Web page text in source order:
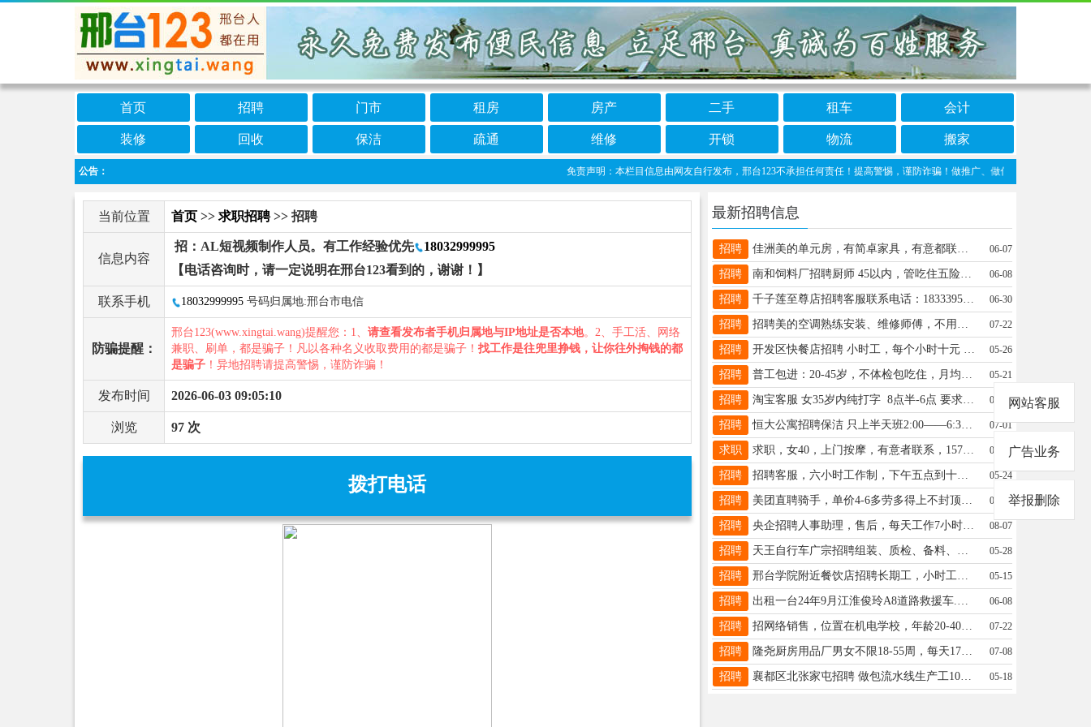
首页 招聘 门市 租房 房产 二手 租车 会计
装修 回收 保洁 疏通 维修 开锁 物流 搬家
公告： 免责声明：本栏目信息由网友自行发布，邢台123不承担任何责任！提高警惕，谨防诈骗！做推广、做信息置顶！请加邢台123
当前位置 首页 >> 求职招聘>> 招聘
信息内容
招：AL短视频制作人员。有工作经验优先
18032999995
【电话咨询时，请一定说明在邢台123看到的，谢谢！】
联系手机 18032999995 号码归属地:邢台市电信
防骗提醒：
邢台123(www.xingtai.wang)提醒您：1、 请查看发布者手机归属地与IP地址是否本地。2、手工活、网络
兼职、刷单，都是骗子！凡以各种名义收取费用的都是骗子！ 找工作是往兜里挣钱，让你往外掏钱的都
是骗子 ！异地招聘请提高警惕，谨防诈骗！
发布时间 2026-06-03 09:05:10
浏览 97 次
拨打电话
最新招聘信息
招聘 佳洲美的单元房，有简卓家具，有意都联系18932977719 06-07
招聘 南和饲料厂招聘厨师 45以内，管吃住五险一金。员工餐和招待餐。15131320189（同微信）） 06-08
招聘 千子莲至尊店招聘客服联系电话：18333955518 06-30
招聘 招聘美的空调熟练安装、维修师傅，不用带货，地点在沙河市和隆尧县，待遇电联13582313361 07-22
招聘 开发区快餐店招聘 小时工，每个小时十元 想干的➕微信13230970258 05-26
招聘 普工包进：20-45岁，不体检包吃住，月均7千-1万2，有夫妻间，独立床铺，小件产品没体力活19568298014同V 05-21
招聘 淘宝客服 女35岁内纯打字 8点半-6点 要求有网店工作经验 2800+200全勤 豫让桥附近13363190517 07-18
招聘 恒大公寓招聘保洁 只上半天班2:00——6:30 薪资1500，公休4天 联系方式18632999181 07-01
求职 求职，女40，上门按摩，有意者联系，15732952398 07-23
招聘 招聘客服，六小时工作制，下午五点到十一点，月休2天，全勤3000，年龄21到30初中以上学历16630930773v同号 05-24
招聘 美团直聘骑手，单价4-6多劳多得上不封顶，月结日结，零经验有人带，电话19943527298同v 07-22
招聘 央企招聘人事助理，售后，每天工作7小时，薪资4000➕，电话18931916281 08-07
招聘 天王自行车广宗招聘组装、质检、备料、激光、打磨、普工等岗位，另招聘本科储干和外贸业务跟单，电话13172686055同V 05-28
招聘 邢台学院附近餐饮店招聘长期工，小时工，年龄20-40有意者联系17320882371 05-15
招聘 出租一台24年9月江淮俊玲A8道路救援车.找跑过全国师傅，有意联系15530989913 06-08
招聘 招网络销售，位置在机电学校，年龄20-40之间，最好有销售经验，7小时工作制，不加班，电话/微信18731228815 07-22
招聘 隆尧厨房用品厂男女不限18-55周，每天170-180元，普工/质检员/排炉工 详询13932917832微信同步 07-08
招聘 襄都区北张家屯招聘 做包流水线生产工10名，工作时间8小时，电话13303393722 05-18
网站客服
广告业务
举报删除